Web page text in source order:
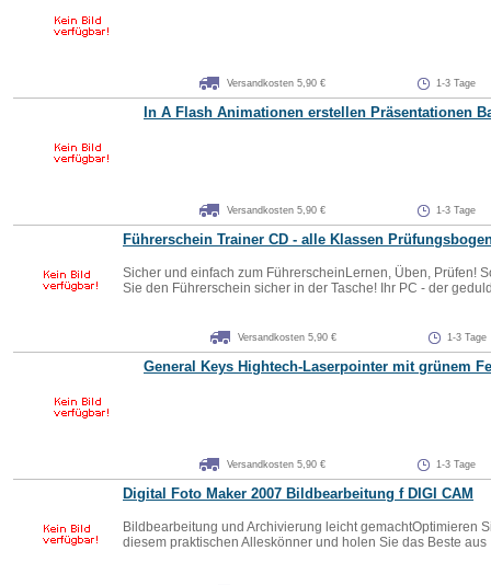
Versandkosten 5,90 € 1-3 Tage
In A Flash Animationen erstellen Präsentationen
Versandkosten 5,90 € 1-3 Tage
Führerschein Trainer CD - alle Klassen
Sicher und einfach zum FührerscheinLernen, Üben, Prüfen!
Sie den Führerschein sicher in der Tasche! Ihr PC - der
Versandkosten 5,90 € 1-3 Tage
General Keys Hightech-Laserpointer mit grünem
Versandkosten 5,90 € 1-3 Tage
Digital Foto Maker 2007 Bildbearbeitung f DIGI CAM
Bildbearbeitung und Archivierung leicht gemachtOptimieren
diesem praktischen Alleskönner und holen Sie das Beste aus